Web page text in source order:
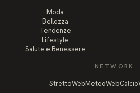
Moda
Bellezza
Tendenze
Lifestyle
Salute e Benessere
NETWORK
StrettoWebMeteoWeb